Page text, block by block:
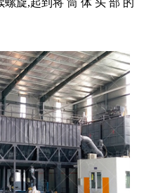
旋,起到将 筒 体 头 部 的